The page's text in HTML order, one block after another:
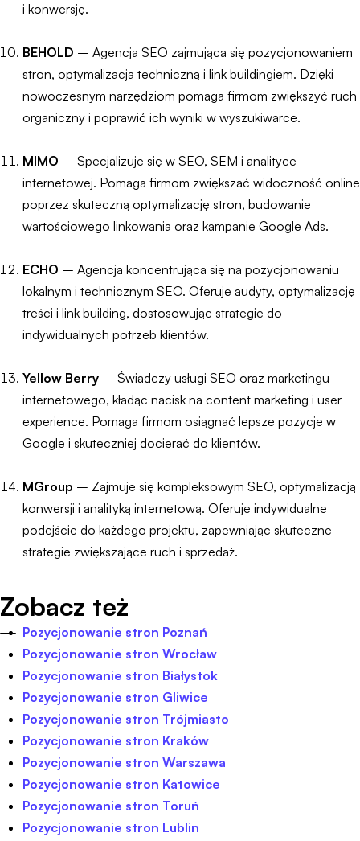
i konwersję.
BEHOLD – Agencja SEO zajmująca się pozycjonowaniem
stron, optymalizacją techniczną i link buildingiem. Dzięki
nowoczesnym narzędziom pomaga firmom zwiększyć ruch
organiczny i poprawić ich wyniki w wyszukiwarce.
MIMO – Specjalizuje się w SEO, SEM i analityce
internetowej. Pomaga firmom zwiększać widoczność online
poprzez skuteczną optymalizację stron, budowanie
wartościowego linkowania oraz kampanie Google Ads.
ECHO – Agencja koncentrująca się na pozycjonowaniu
lokalnym i technicznym SEO. Oferuje audyty, optymalizację
treści i link building, dostosowując strategie do
indywidualnych potrzeb klientów.
Yellow Berry – Świadczy usługi SEO oraz marketingu
internetowego, kładąc nacisk na content marketing i user
experience. Pomaga firmom osiągnąć lepsze pozycje w
Google i skuteczniej docierać do klientów.
MGroup – Zajmuje się kompleksowym SEO, optymalizacją
konwersji i analityką internetową. Oferuje indywidualne
podejście do każdego projektu, zapewniając skuteczne
strategie zwiększające ruch i sprzedaż.
Zobacz też
Pozycjonowanie stron Poznań
Pozycjonowanie stron Wrocław
Pozycjonowanie stron Białystok
Pozycjonowanie stron Gliwice
Pozycjonowanie stron Trójmiasto
Pozycjonowanie stron Kraków
Pozycjonowanie stron Warszawa
Pozycjonowanie stron Katowice
Pozycjonowanie stron Toruń
Pozycjonowanie stron Lublin